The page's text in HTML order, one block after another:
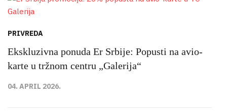
PRIVREDA
Ekskluzivna ponuda Er Srbije: Popusti na avio-
karte u tržnom centru „Galerija“
04. APRIL 2026.